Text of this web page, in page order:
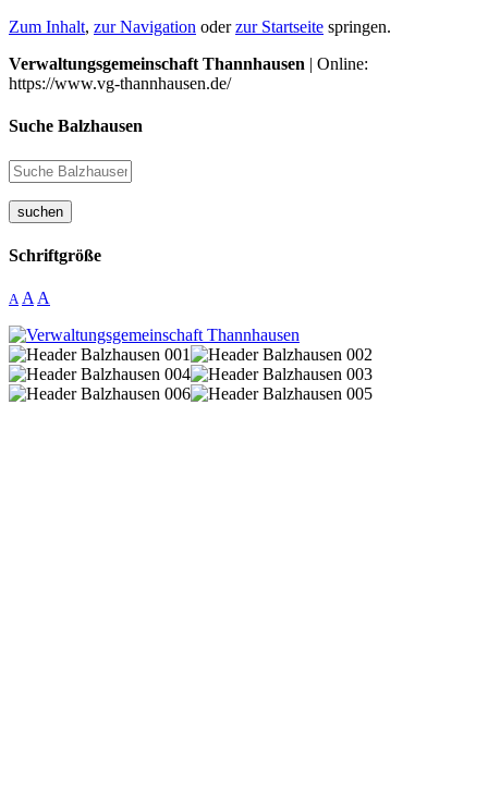
Zum Inhalt, zur Navigation oderzur Startseite springen.
Verwaltungsgemeinschaft Thannhausen | Online:
https://www.vg-thannhausen.de/
Suche Balzhausen
suchen
Schriftgröße
A A A